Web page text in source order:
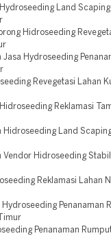
Land
Hidroseeding
Hydroseeding
Revegetasi Lahan
Reklamasi
Hidroseeding Land
Vendor Hidroseeding
Reklamasi Lahan
Penanaman
Penanaman